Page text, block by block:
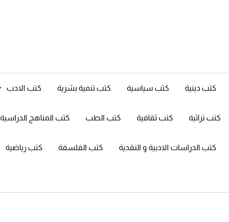
كتب دينية كتب سياسية كتب تنمية بشرية كتب الادب
كتب تراثية كتب ثقافية كتب الطب كتب المناهج الدراسية
كتب الدراسات الادبية و النقدية كتب الفلسفة كتب رياضية